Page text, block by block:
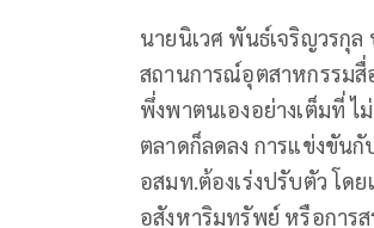
นายนิเวศ พันธ์เจริญวรกุ
สถานการณ์อุตสาหกรรมสื่
พึ่งพาตนเองอย่างเต็มที่
ตลาดก็ลดลง การแข่งขัน
อสมท.ต้องเร่งปรับตัว โ
อสังหาริมทรัพย์ หรือการ